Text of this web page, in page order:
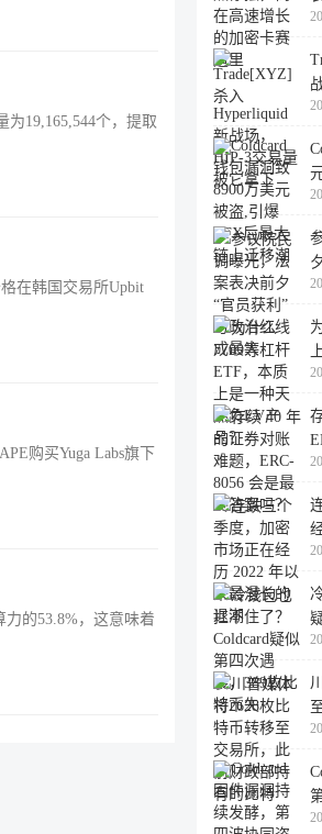
为19,165,544个，提取
在韩国交易所Upbit
购买Yuga Labs旗下
力的53.8%，这意味着